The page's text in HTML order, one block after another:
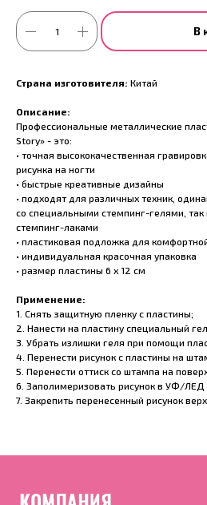
В
Страна изготовителя: Китай
Описание:
Профессиональные металлические
Story» - это:
• точная высококачественная
рисунка на ногти
• быстрые креативные дизайны
• подходят для различных техник,
со специальными стемпинг-гелями,
стемпинг-лаками
• пластиковая подложка для
• индивидуальная красочная упаковка
• размер пластины 6 x 12 см
Применение:
1. Снять защитную пленку с пластины;
2. Нанести на пластину специальный
3. Убрать излишки геля при помощи
4. Перенести рисунок с пластины на
5. Перенести оттиск со штампа на
6. Заполимеризовать рисунок в УФ/ЛЕД
7. Закрепить перенесенный рисунок